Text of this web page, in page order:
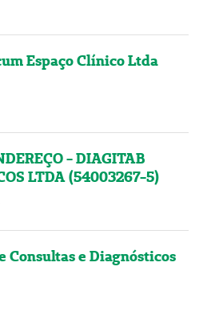
Espaço Clínico Ltda
- DIAGITAB
LTDA (54003267-5)
e Diagnósticos